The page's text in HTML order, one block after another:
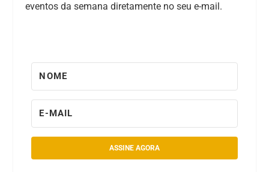
eventos da semana diretamente no seu e-mail.
ASSINE AGORA